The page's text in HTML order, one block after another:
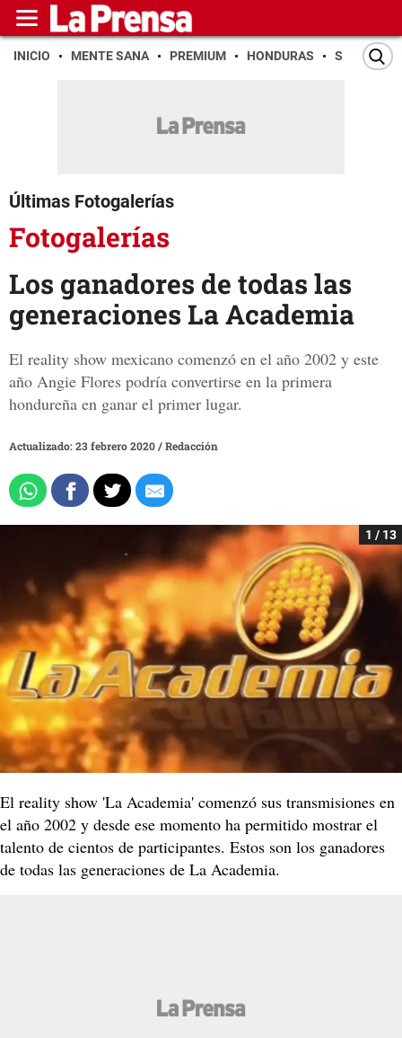
INICIO MENTE SANA PREMIUM HONDURAS SAN PEDRO
Últimas Fotogalerías
Fotogalerías
Los ganadores de todas las
generaciones La Academia
El reality show mexicano comenzó en el año 2002 y este
año Angie Flores podría convertirse en la primera
hondureña en ganar el primer lugar.
Actualizado: 23 febrero 2020/Redacción
1 / 13
El reality show 'La Academia' comenzó sus transmisiones en
el año 2002 y desde ese momento ha permitido mostrar el
talento de cientos de participantes. Estos son los ganadores
de todas las generaciones de La Academia.